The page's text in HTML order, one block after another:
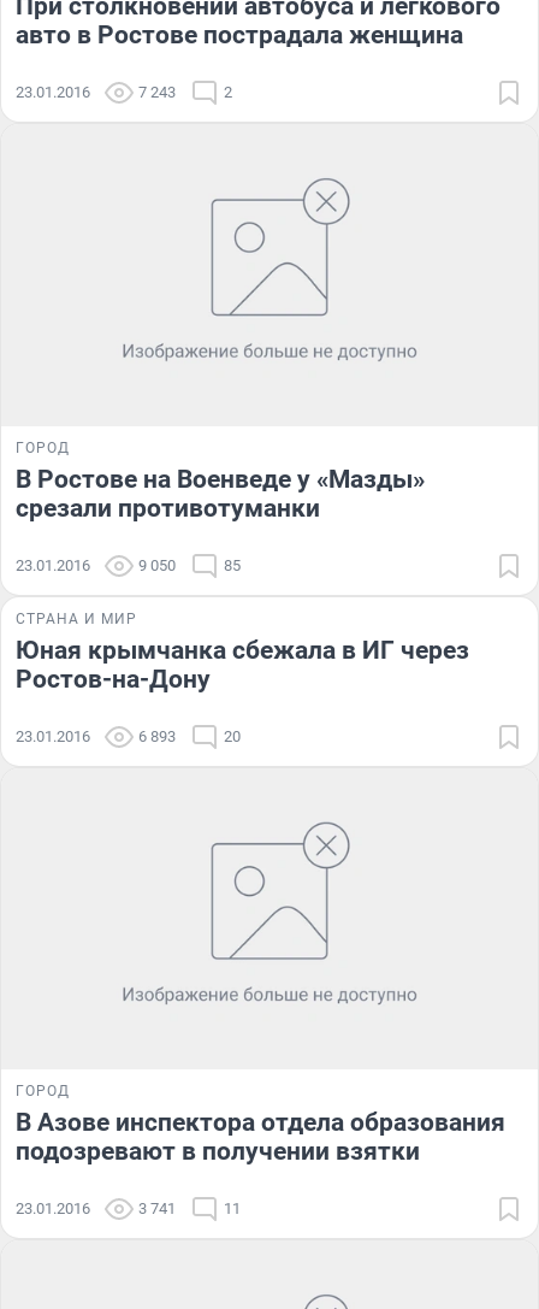
При столкновении автобуса и легкового
авто в Ростове пострадала женщина
23.01.2016 7 243 2
ГОРОД
В Ростове на Военведе у «Мазды»
срезали противотуманки
23.01.2016 9 050 85
СТРАНА И МИР
Юная крымчанка сбежала в ИГ через
Ростов-на-Дону
23.01.2016 6 893 20
ГОРОД
В Азове инспектора отдела образования
подозревают в получении взятки
23.01.2016 3 741 11